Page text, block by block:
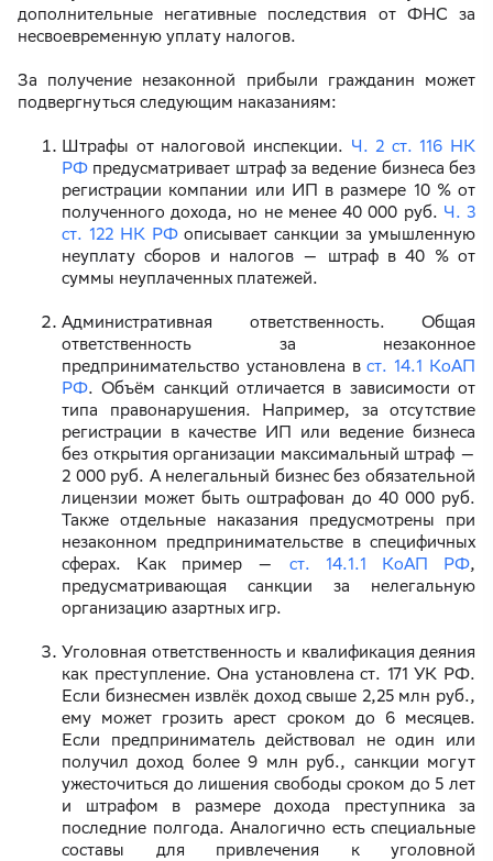
дополнительные негативные последствия от ФНС за
несвоевременную уплату налогов.
За получение незаконной прибыли гражданин может
подвергнуться следующим наказаниям:
Штрафы от налоговой инспекции. Ч. 2 ст. 116 НК
РФ предусматривает штраф за ведение бизнеса без
регистрации компании или ИП в размере 10 % от
полученного дохода, но не менее 40 000 руб. Ч. 3
ст. 122 НК РФописывает санкции за умышленную
неуплату сборов и налогов — штраф в 40 % от
суммы неуплаченных платежей.
Административная ответственность. Общая
ответственность за незаконное
предпринимательство установлена вст. 14.1 КоАП
РФ. Объём санкций отличается в зависимости от
типа правонарушения. Например, за отсутствие
регистрации в качестве ИП или ведение бизнеса
без открытия организации максимальный штраф —
2 000 руб. А нелегальный бизнес без обязательной
лицензии может быть оштрафован до 40 000 руб.
Также отдельные наказания предусмотрены при
незаконном предпринимательстве в специфичных
сферах. Как пример — ст. 14.1.1 КоАП РФ,
предусматривающая санкции за нелегальную
организацию азартных игр.
Уголовная ответственность и квалификация деяния
как преступление. Она установлена ст. 171 УК РФ.
Если бизнесмен извлёк доход свыше 2,25 млн руб.,
ему может грозить арест сроком до 6 месяцев.
Если предприниматель действовал не один или
получил доход более 9 млн руб., санкции могут
ужесточиться до лишения свободы сроком до 5 лет
и штрафом в размере дохода преступника за
последние полгода. Аналогично есть специальные
составы для привлечения к уголовной